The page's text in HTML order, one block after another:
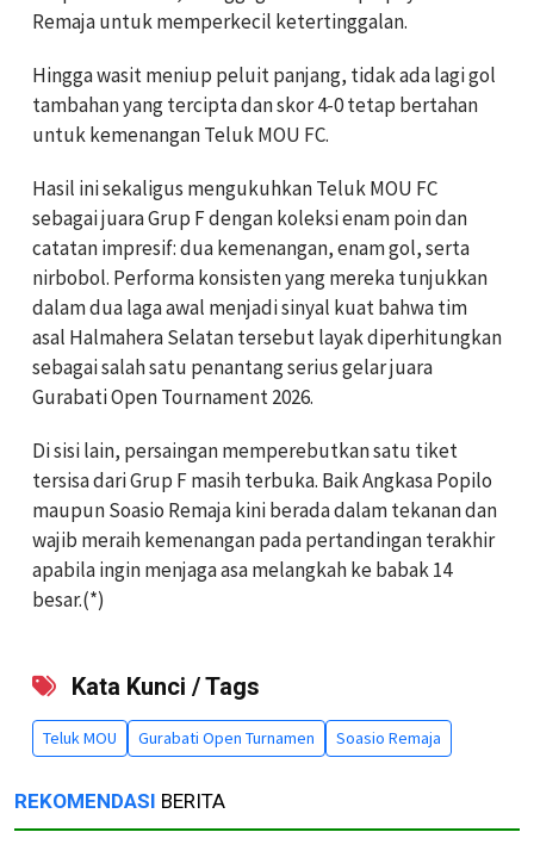
Remaja untuk memperkecil ketertinggalan.
Hingga wasit meniup peluit panjang, tidak ada lagi gol
tambahan yang tercipta dan skor 4-0 tetap bertahan
untuk kemenangan Teluk MOU FC.
Hasil ini sekaligus mengukuhkan Teluk MOU FC
sebagai juara Grup F dengan koleksi enam poin dan
catatan impresif: dua kemenangan, enam gol, serta
nirbobol. Performa konsisten yang mereka tunjukkan
dalam dua laga awal menjadi sinyal kuat bahwa tim
asal Halmahera Selatan tersebut layak diperhitungkan
sebagai salah satu penantang serius gelar juara
Gurabati Open Tournament 2026.
Di sisi lain, persaingan memperebutkan satu tiket
tersisa dari Grup F masih terbuka. Baik Angkasa Popilo
maupun Soasio Remaja kini berada dalam tekanan dan
wajib meraih kemenangan pada pertandingan terakhir
apabila ingin menjaga asa melangkah ke babak 14
besar.(*)
Kata Kunci / Tags
Teluk MOU Gurabati Open Turnamen Soasio Remaja
REKOMENDASI BERITA